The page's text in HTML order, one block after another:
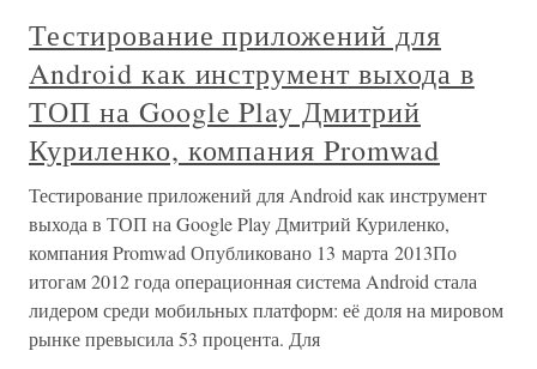
Тестирование приложений для
Android как инструмент выхода в
ТОП на Google Play Дмитрий
Куриленко, компания Promwad
Тестирование приложений для Android как инструмент
выхода в ТОП на Google Play Дмитрий Куриленко,
компания Promwad Опубликовано 13 марта 2013По
итогам 2012 года операционная система Android стала
лидером среди мобильных платформ: её доля на мировом
рынке превысила 53 процента. Для